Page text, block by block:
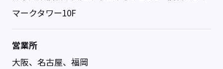
マークタワー10F
営業所
大阪、名古屋、福岡